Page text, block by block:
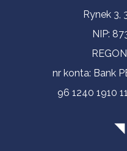
Informacje
Rynek 3,
NIP:
nr konta: Bank
96 1240 1910